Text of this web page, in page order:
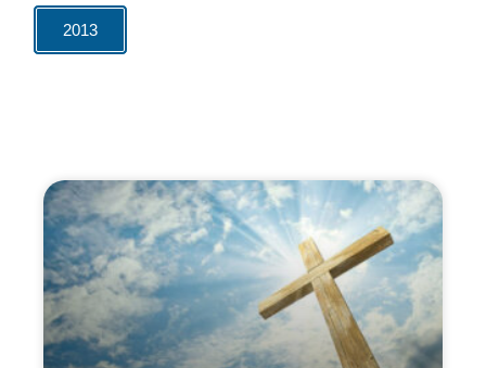
2013